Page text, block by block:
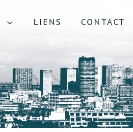
LIENS CONTACT